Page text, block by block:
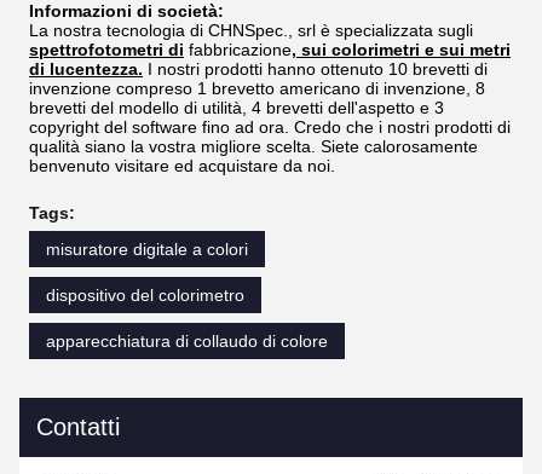
Informazioni di società:
La nostra tecnologia di CHNSpec., srl è specializzata sugli
spettrofotometri di fabbricazione, sui colorimetri e sui metri
di lucentezza. I nostri prodotti hanno ottenuto 10 brevetti di
invenzione compreso 1 brevetto americano di invenzione, 8
brevetti del modello di utilità, 4 brevetti dell'aspetto e 3
copyright del software fino ad ora. Credo che i nostri prodotti di
qualità siano la vostra migliore scelta. Siete calorosamente
benvenuto visitare ed acquistare da noi.
Tags:
misuratore digitale a colori
dispositivo del colorimetro
apparecchiatura di collaudo di colore
Contatti